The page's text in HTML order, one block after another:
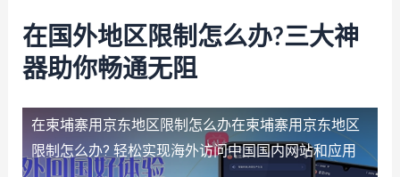
在国外地区限制怎么办?三大神
器助你畅通无阻
在柬埔寨用京东地区限制怎么办在柬埔寨用京东地区
限制怎么办? 轻松实现海外访问中国国内网站和应用